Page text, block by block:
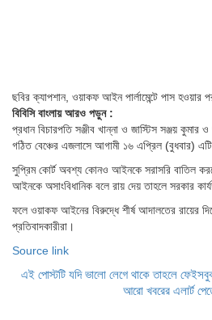
ছবির ক্যাপশান, ওয়াকফ আইন পার্লামেন্টে পাস হওয়ার
বিবিসি বাংলায় আরও পড়ুন :
প্রধান বিচারপতি সঞ্জীব খান্না ও জাস্টিস সঞ্জয় কুমার
গঠিত বেঞ্চের এজলাসে আগামী ১৬ এপ্রিল (বুধবার)
সুপ্রিম কোর্ট অবশ্য কোনও আইনকে সরাসরি বাতিল
আইনকে অসাংবিধানিক বলে রায় দেয় তাহলে সরকার
ফলে ওয়াকফ আইনের বিরুদ্ধে শীর্ষ আদালতের রায়ের
প্রতিবাদকারীরা।
Source link
এই পোস্টটি যদি ভালো লেগে থাকে তাহলে
আরো খবরের এলার্ট